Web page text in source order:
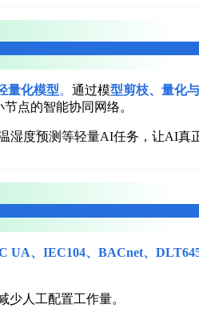
量化模型。 通过模型剪枝、量化
点的智能协同网络。
湿度预测等轻量AI任务，让AI真
UA、IEC104、BACnet、
人工配置工作量。